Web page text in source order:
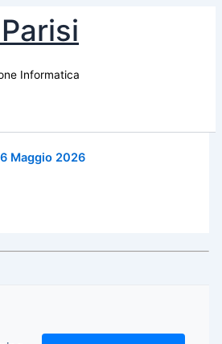
Informatica
Maggio 2026